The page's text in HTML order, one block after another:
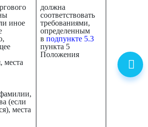
иное
места
(если
места
должна
соответствовать
требованиями,
определенным
вподпункте 5.3
пункта 5
Положения